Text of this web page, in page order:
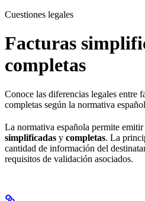
Cuestiones legales
Facturas
completas
Conoce las diferencias legales entre
completas según la normativa
La normativa española permite
simplificadas y completas. La
cantidad de información del
requisitos de validación asociados.